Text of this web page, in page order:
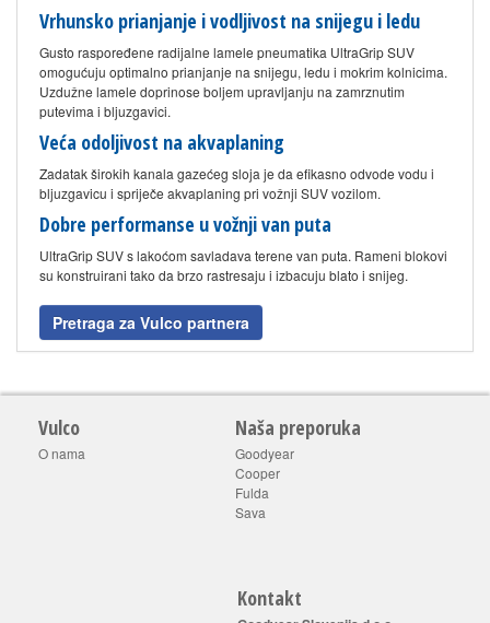
Vrhunsko prianjanje i vodljivost na snijegu i ledu
Gusto raspoređene radijalne lamele pneumatika UltraGrip SUV
omogućuju optimalno prianjanje na snijegu, ledu i mokrim kolnicima.
Uzdužne lamele doprinose boljem upravljanju na zamrznutim
putevima i bljuzgavici.
Veća odoljivost na akvaplaning
Zadatak širokih kanala gazećeg sloja je da efikasno odvode vodu i
bljuzgavicu i spriječe akvaplaning pri vožnji SUV vozilom.
Dobre performanse u vožnji van puta
UltraGrip SUV s lakoćom savladava terene van puta. Rameni blokovi
su konstruirani tako da brzo rastresaju i izbacuju blato i snijeg.
Pretraga za Vulco partnera
Vulco
O nama
Naša preporuka
Goodyear
Cooper
Fulda
Sava
Kontakt